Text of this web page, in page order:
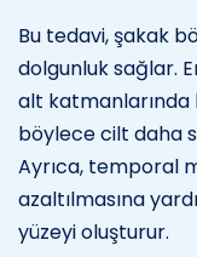
Bu tedavi, şakak
dolgunluk sağlar.
alt katmanlarında
böylece cilt daha
Ayrıca, temporal
azaltılmasına
yüzeyi oluşturur.